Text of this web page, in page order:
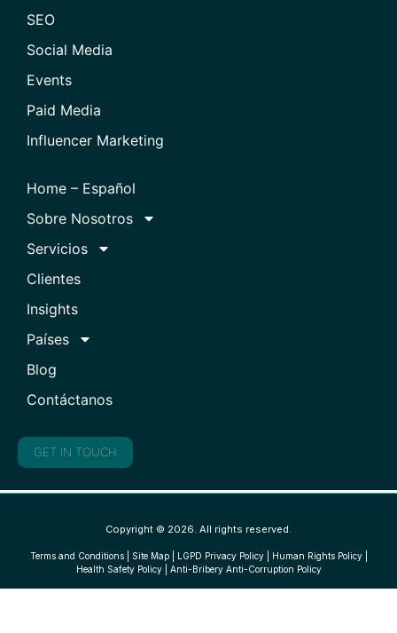
SEO
Social Media
Events
Paid Media
Influencer Marketing
Home – Español
Sobre Nosotros
Servicios
Clientes
Insights
Países
Blog
Contáctanos
GET IN TOUCH
Copyright © 2026. All rights reserved.
Terms and Conditions| Site Map| LGPD Privacy Policy| Human Rights Policy|
Health Safety Policy| Anti-Bribery Anti-Corruption Policy